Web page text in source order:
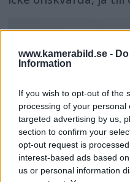
www.kamerabild.se -
Information
If you wish to opt-out of the
processing of your
targeted advertising by us,
section to confirm your
opt-out request is
interest-based ads based
us or personal information